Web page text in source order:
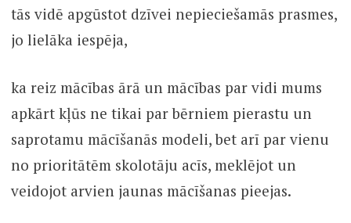
tās vidē apgūstot dzīvei nepieciešamās prasmes,
jo lielāka iespēja,
ka reiz mācības ārā un mācības par vidi mums
apkārt kļūs ne tikai par bērniem pierastu un
saprotamu mācīšanās modeli, bet arī par vienu
no prioritātēm skolotāju acīs, meklējot un
veidojot arvien jaunas mācīšanas pieejas.